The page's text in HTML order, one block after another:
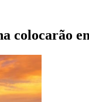
colocarão